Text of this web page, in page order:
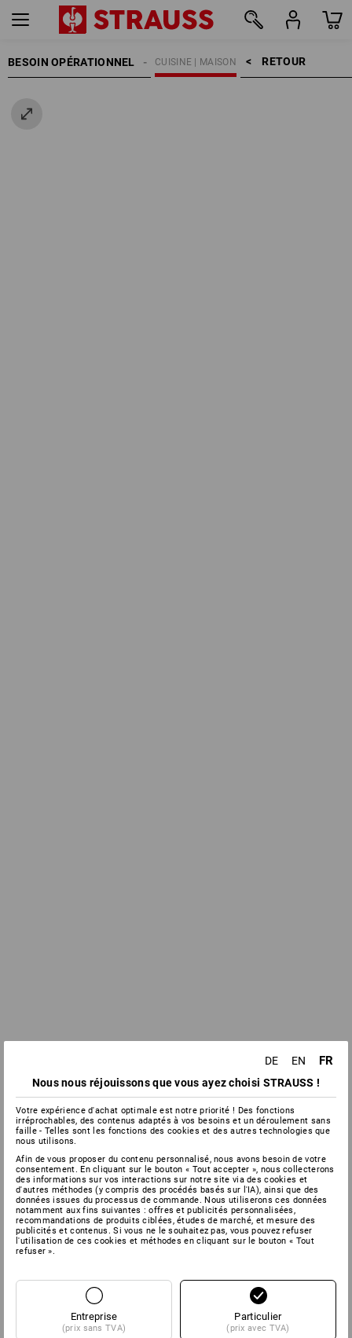
BESOIN OPÉRATIONNEL RETOUR    >
CUISINE | MAISON
DE EN FR
Nous nous réjouissons que vous ayez choisi STRAUSS !
Votre expérience d'achat optimale est notre priorité ! Des fonctions
irréprochables, des contenus adaptés à vos besoins et un déroulement sans
faille - Telles sont les fonctions des cookies et des autres technologies que
nous utilisons.
Afin de vous proposer du contenu personnalisé, nous avons besoin de votre
consentement. En cliquant sur le bouton « Tout accepter », nous collecterons
des informations sur vos interactions sur notre site via des cookies et
d'autres méthodes (y compris des procédés basés sur l'IA), ainsi que des
données issues du processus de commande. Nous utiliserons ces données
notamment aux fins suivantes : offres et publicités personnalisées,
recommandations de produits ciblées, études de marché, et mesure des
publicités et contenus. Si vous ne le souhaitez pas, vous pouvez refuser
l'utilisation de ces cookies et méthodes en cliquant sur le bouton « Tout
refuser ».
Entreprise
(prix sans TVA)
Particulier
(prix avec TVA)